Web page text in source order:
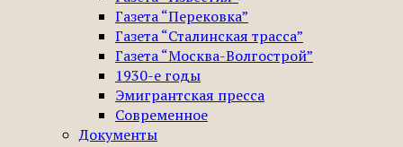
Газета “Перековка”
Газета “Сталинская трасса”
Газета “Москва-Волгострой”
1930-е годы
Эмигрантская пресса
Современное
Документы